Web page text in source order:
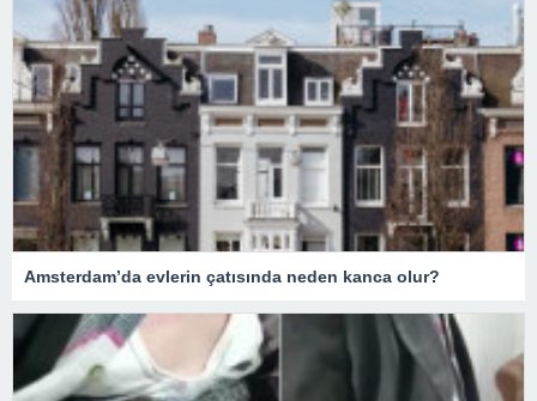
Amsterdam’da evlerin çatısında neden kanca olur?